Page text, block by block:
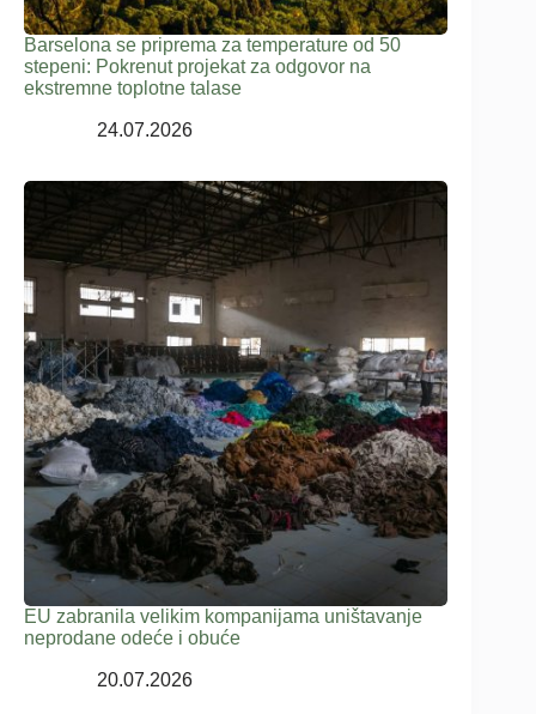
Barselona se priprema za temperature od 50
stepeni: Pokrenut projekat za odgovor na
ekstremne toplotne talase
24.07.2026
EU zabranila velikim kompanijama uništavanje
neprodane odeće i obuće
20.07.2026